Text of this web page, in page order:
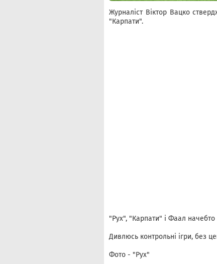
Журналіст Віктор Вацко
"Карпати".
"Рух", "Карпати" і Фаал
Дивлюсь контрольні ігри, без
Фото - "Рух"